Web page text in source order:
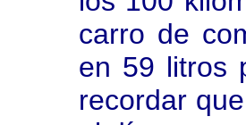
carro de
en 59 litros
recordar